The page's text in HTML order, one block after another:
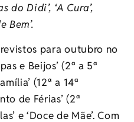
do Didi’, ‘A Cura’,
Bem’.
para outubro no
e Beijos’ (2ª a 5ª
(12ª a 14ª
de Férias’ (2ª
e ‘Doce de Mãe’. Com